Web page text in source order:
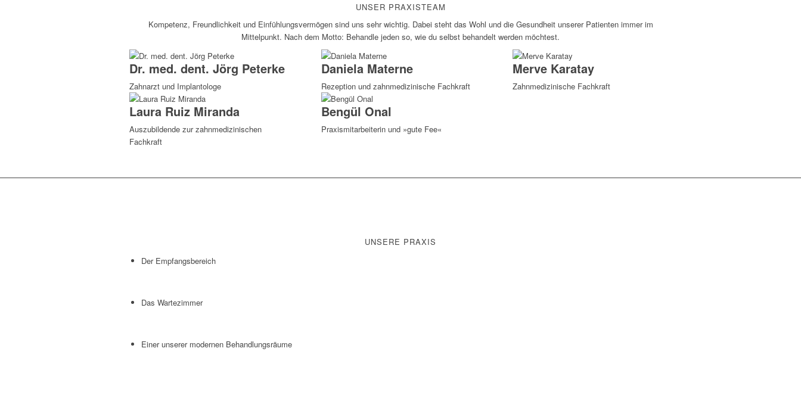
UNSER PRAXISTEAM
Kompetenz, Freundlichkeit und Einfühlungsvermögen sind uns sehr wichtig. Dabei steht das Wohl und die Gesundheit unserer Patienten immer im
Mittelpunkt. Nach dem Motto: Behandle jeden so, wie du selbst behandelt werden möchtest.
Dr. med. dent. Jörg Peterke
Zahnarzt und Implantologe
Daniela Materne
Rezeption und zahnmedizinische Fachkraft
Merve Karatay
Zahnmedizinische Fachkraft
Laura Ruiz Miranda
Auszubildende zur zahnmedizinischen
Fachkraft
Bengül Onal
Praxismitarbeiterin und »gute Fee«
UNSERE PRAXIS
Der Empfangsbereich
Das Wartezimmer
Einer unserer modernen Behandlungsräume